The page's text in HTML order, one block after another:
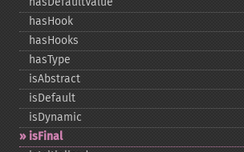
hasHook
hasHooks
hasType
isAbstract
isDefault
isDynamic
isFinal